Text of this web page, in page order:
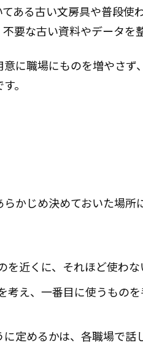
ある古い文房具や普段
要な古い資料やデータを
に職場にものを増やさ
。
かじめ決めておいた場
を近くに、それほど使わ
考え、一番目に使うもの
定めるかは、各職場で